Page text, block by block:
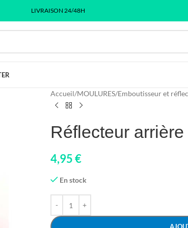
LIVRAISON 24/48H
Accueil/MOULURES/Emboutisseur et
Réflecteur
4,95€
En stock